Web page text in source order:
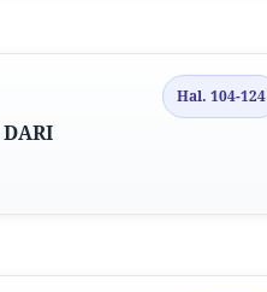
Hal. 104-124